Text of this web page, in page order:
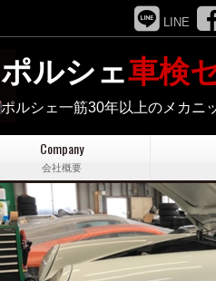
LINE
ポルシェ車検
ポルシェ一筋30年以上のメカニ
Company
会社概要